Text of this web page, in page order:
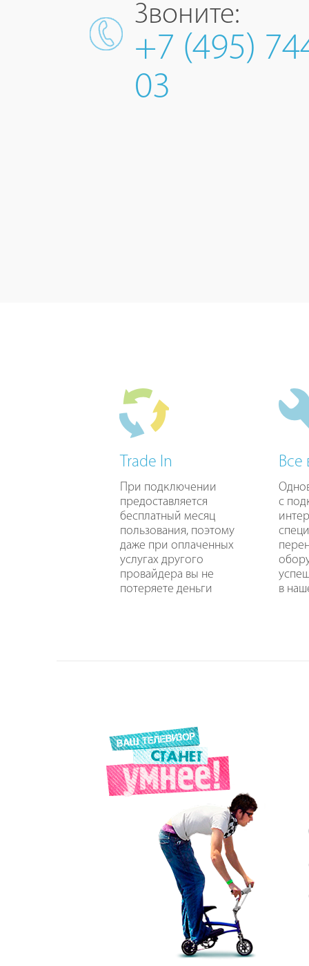
Звоните:
+7 (495)
03
Trade In
При подключении
предоставляется
бесплатный месяц
пользования, поэтому
даже при оплаченных
услугах другого
провайдера вы не
потеряете деньги
Все
с
в